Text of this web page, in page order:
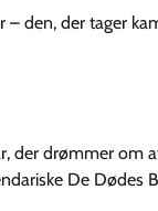
– den, der tager
der drømmer
De Dødes